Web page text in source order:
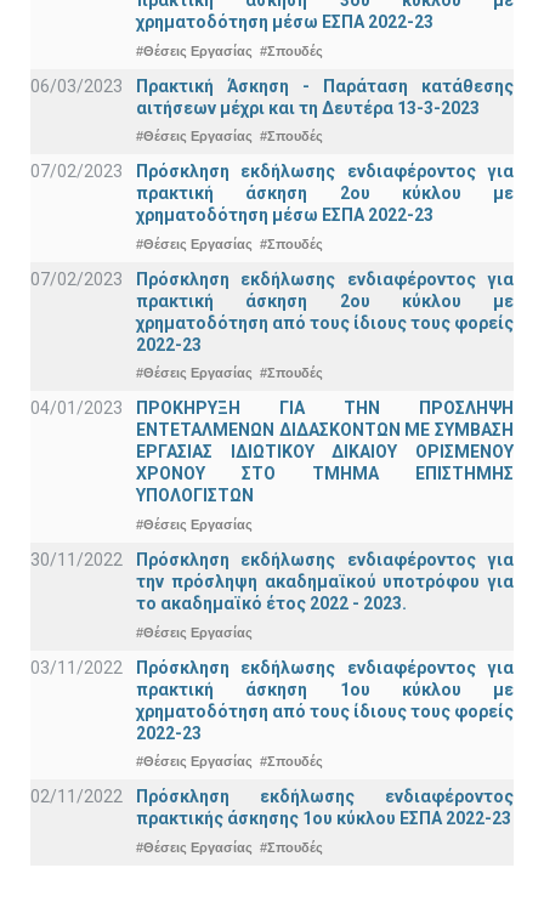
χρηματοδότηση μέσω ΕΣΠΑ 2022-23
#Θέσεις Εργασίας #Σπουδές
06/03/2023
Πρακτική Άσκηση - Παράταση κατάθεσης
αιτήσεων μέχρι και τη Δευτέρα 13-3-2023
#Θέσεις Εργασίας #Σπουδές
07/02/2023
Πρόσκληση εκδήλωσης ενδιαφέροντος για
πρακτική άσκηση 2ου κύκλου με
χρηματοδότηση μέσω ΕΣΠΑ 2022-23
#Θέσεις Εργασίας #Σπουδές
07/02/2023
Πρόσκληση εκδήλωσης ενδιαφέροντος για
πρακτική άσκηση 2ου κύκλου με
χρηματοδότηση από τους ίδιους τους φορείς
2022-23
#Θέσεις Εργασίας #Σπουδές
04/01/2023
ΠΡΟΚΗΡΥΞΗ ΓΙΑ ΤΗΝ ΠΡΟΣΛΗΨΗ
ΕΝΤΕΤΑΛΜΕΝΩΝ ΔΙΔΑΣΚΟΝΤΩΝ ΜΕ ΣΥΜΒΑΣΗ
ΕΡΓΑΣΙΑΣ ΙΔΙΩΤΙΚΟΥ ΔΙΚΑΙΟΥ ΟΡΙΣΜΕΝΟΥ
ΧΡΟΝΟΥ ΣΤΟ ΤΜΗΜΑ ΕΠΙΣΤΗΜΗΣ
ΥΠΟΛΟΓΙΣΤΩΝ
#Θέσεις Εργασίας
30/11/2022
Πρόσκληση εκδήλωσης ενδιαφέροντος για
την πρόσληψη ακαδημαϊκoύ υποτρόφου για
το ακαδημαϊκό έτος 2022 - 2023.
#Θέσεις Εργασίας
03/11/2022
Πρόσκληση εκδήλωσης ενδιαφέροντος για
πρακτική άσκηση 1ου κύκλου με
χρηματοδότηση από τους ίδιους τους φορείς
2022-23
#Θέσεις Εργασίας #Σπουδές
02/11/2022
Πρόσκληση εκδήλωσης ενδιαφέροντος
πρακτικής άσκησης 1ου κύκλου ΕΣΠΑ 2022-23
#Θέσεις Εργασίας #Σπουδές